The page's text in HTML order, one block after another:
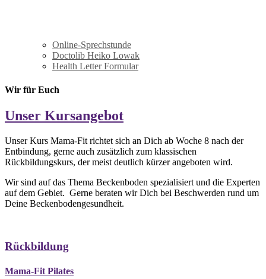
Online-Sprechstunde
Doctolib Heiko Lowak
Health Letter Formular
Wir für Euch
Unser Kursangebot
Unser Kurs Mama-Fit richtet sich an Dich ab Woche 8 nach der
Entbindung, gerne auch zusätzlich zum klassischen
Rückbildungskurs, der meist deutlich kürzer angeboten wird.
Wir sind auf das Thema Beckenboden spezialisiert und die Experten
auf dem Gebiet. Gerne beraten wir Dich bei Beschwerden rund um
Deine Beckenbodengesundheit.
Rückbildung
Mama-Fit Pilates